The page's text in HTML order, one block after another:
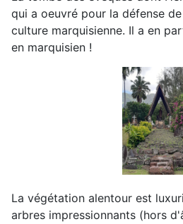
qui a oeuvré pour la défense
culture marquisienne. Il a en
en marquisien !
La végétation alentour est
arbres impressionnants (hors